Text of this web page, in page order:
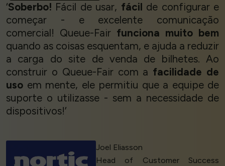
‘Soberbo! Fácil de usar, fácil de configurar e
começar - e excelente comunicação
comercial! Queue-Fair funciona muito bem
quando as coisas esquentam, e ajuda a reduzir
a carga do site de venda de bilhetes. Ao
construir o Queue-Fair com a facilidade de
uso em mente, ele permitiu que a equipe de
suporte o utilizasse - sem a necessidade de
dispositivos!’
Joel Eliasson
Head of Customer Success